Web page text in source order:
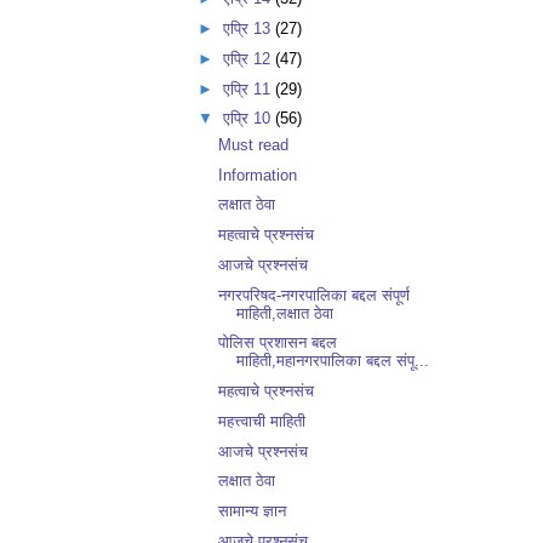
►एप्रि 13(27)
►एप्रि 12(47)
►एप्रि 11(29)
▼एप्रि 10(56)
Must read
Information
लक्षात ठेवा
महत्वाचे प्रश्नसंच
आजचे प्रश्नसंच
नगरपरिषद-नगरपालिका बद्दल संपूर्ण
माहिती,लक्षात ठेवा
पोलिस प्रशासन बद्दल
माहिती,महानगरपालिका बद्दल संपू...
महत्वाचे प्रश्नसंच
महत्त्वाची माहिती
आजचे प्रश्नसंच
लक्षात ठेवा
सामान्य ज्ञान